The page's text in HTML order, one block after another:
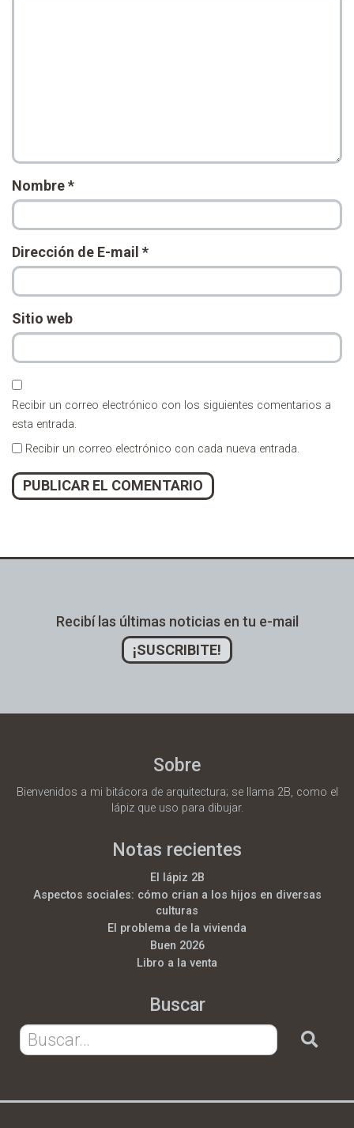
Nombre*
Dirección de E-mail *
Sitio web
Recibir un correo electrónico con los siguientes comentarios a
esta entrada.
Recibir un correo electrónico con cada nueva entrada.
Recibí las últimas noticias en tu e-mail
¡SUSCRIBITE!
Sobre
Bienvenidos a mi bitácora de arquitectura; se llama 2B, como el
lápiz que uso para dibujar.
Notas recientes
El lápiz 2B
Aspectos sociales: cómo crian a los hijos en diversas
culturas
El problema de la vivienda
Buen 2026
Libro a la venta
Buscar